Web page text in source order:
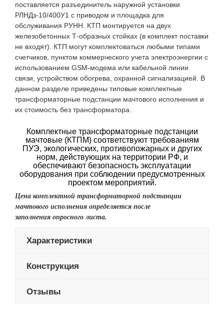
поставляется разъединитель наружной установки
РЛНДз-10/400У1 с приводом и площадка для
обслуживания РУНН. КТП монтируется на двух
железобетонных Т-образных стойках (в комплект поставки
не входят). КТП могут комплектоваться любыми типами
счетчиков, пунктом коммерческого учета электроэнергии с
использованием GSM-модема или кабельной линии
связи, устройством обогрева, охранной сигнализацией. В
данном разделе приведены типовые комплектные
трансформаторные подстанции мачтового исполнения и
их стоимость без трансформатора.
Комплектные трансформаторные подстанции
мачтовые (КТПМ) соответствуют требованиям
ПУЭ, экологических, противопожарных и других
норм, действующих на территории РФ, и
обеспечивают безопасность эксплуатации
оборудования при соблюдении предусмотренных
проектом мероприятий.
Цена комплектной трансформаторной подстанции
мачтового исполнения определяется после
заполнения опросного листа.
Характеристики
Конструкция
Отзывы